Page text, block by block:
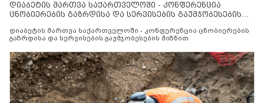
დიაბეტის მართვა საქართველოში - კონფერენცია
ცნობიერების გაზრდისა და სერვისების გაუმჯობესების
დიაბეტის მართვა საქართველოში - კონფერენცია ცნობიერების
გაზრდისა და სერვისების გაუმჯობესების მიზნით